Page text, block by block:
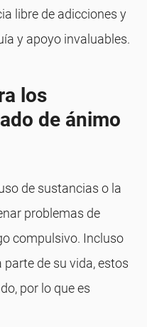
libre de adicciones y
y apoyo invaluables.
los
de ánimo
de sustancias o la
problemas de
compulsivo. Incluso
de su vida, estos
por lo que es